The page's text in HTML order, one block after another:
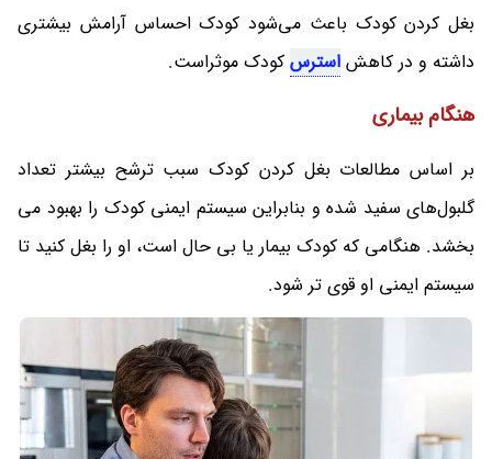
بغل کردن کودک باعث می‌شود کودک احساس آرامش بیشتری
داشته و در کاهش استرس کودک موثراست.
هنگام بیماری
بر اساس مطالعات بغل کردن کودک سبب ترشح بیشتر تعداد
گلبول‌های سفید شده و بنابراین سیستم ایمنی کودک را بهبود می‌
بخشد. هنگامی که کودک بیمار یا بی حال است، او را بغل کنید تا
سیستم ایمنی او قوی تر شود.